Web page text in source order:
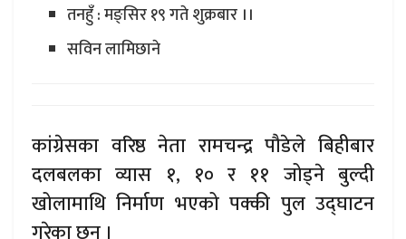
तनहुँ : मङ्सिर १९ गते शुक्रबार ।।
सविन लामिछाने
कांग्रेसका वरिष्ठ नेता रामचन्द्र पौडेले बिहीबार
दलबलका व्यास १, १० र ११ जोड्ने बुल्दी
खोलामाथि निर्माण भएको पक्की पुल उद्घाटन